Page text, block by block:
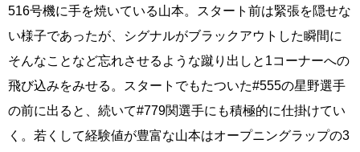
516号機に手を焼いている山本。スタート前は緊張を隠せな
い様子であったが、シグナルがブラックアウトした瞬間に
そんなことなど忘れさせるような蹴り出しと1コーナーへの
飛び込みをみせる。スタートでもたついた#555の星野選手
の前に出ると、続いて#779関選手にも積極的に仕掛けてい
く。若くして経験値が豊富な山本はオープニングラップの3